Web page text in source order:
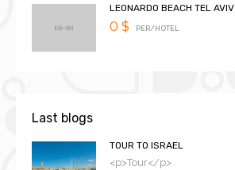
LEONARDO BEACH TEL AVIV
0 $ PER/HOTEL
Last blogs
TOUR TO ISRAEL
<p>Tour</p>